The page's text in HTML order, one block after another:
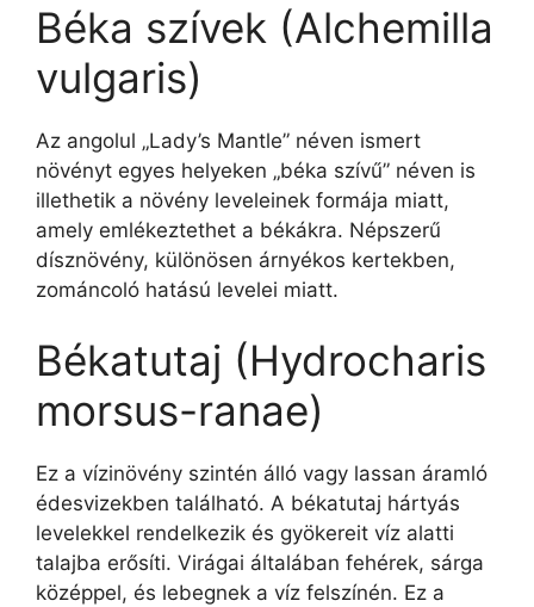
Béka szívek (Alchemilla
vulgaris)
Az angolul „Lady’s Mantle” néven ismert
növényt egyes helyeken „béka szívű” néven is
illethetik a növény leveleinek formája miatt,
amely emlékeztethet a békákra. Népszerű
dísznövény, különösen árnyékos kertekben,
zománcoló hatású levelei miatt.
Békatutaj (Hydrocharis
morsus-ranae)
Ez a vízinövény szintén álló vagy lassan áramló
édesvizekben található. A békatutaj hártyás
levelekkel rendelkezik és gyökereit víz alatti
talajba erősíti. Virágai általában fehérek, sárga
középpel, és lebegnek a víz felszínén. Ez a